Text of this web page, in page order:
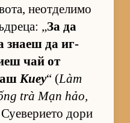
не­от­де­лимо
„За да
знаеш да иг­
чай от
Киеу“ (Làm
trà Mạn hảo,
дори